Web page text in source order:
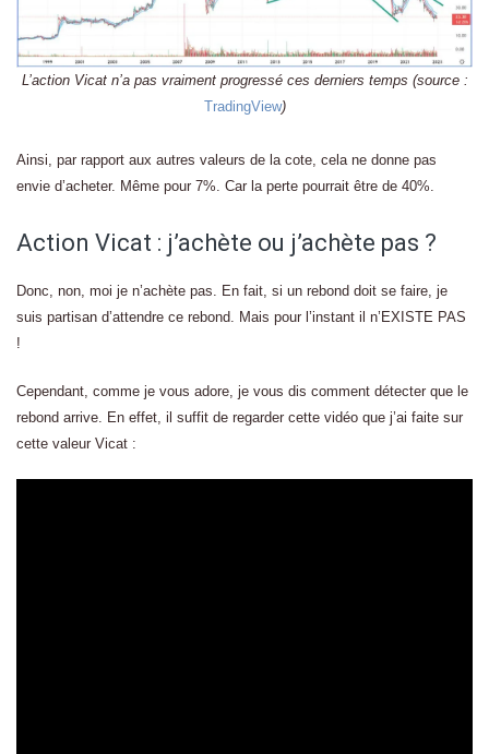
L’action Vicat n’a pas vraiment progressé ces derniers temps (source :
TradingView)
Ainsi, par rapport aux autres valeurs de la cote, cela ne donne pas
envie d’acheter. Même pour 7%. Car la perte pourrait être de 40%.
Action Vicat : j’achète ou j’achète pas ?
Donc, non, moi je n’achète pas. En fait, si un rebond doit se faire, je
suis partisan d’attendre ce rebond. Mais pour l’instant il n’EXISTE PAS
!
Cependant, comme je vous adore, je vous dis comment détecter que le
rebond arrive. En effet, il suffit de regarder cette vidéo que j’ai faite sur
cette valeur Vicat :